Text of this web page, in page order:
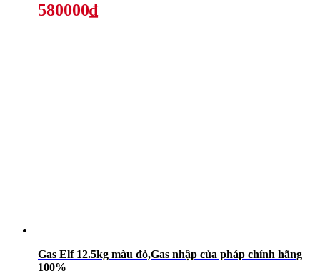
580000₫
Gas Elf 12.5kg màu đỏ,Gas nhập của pháp chính hãng
100%